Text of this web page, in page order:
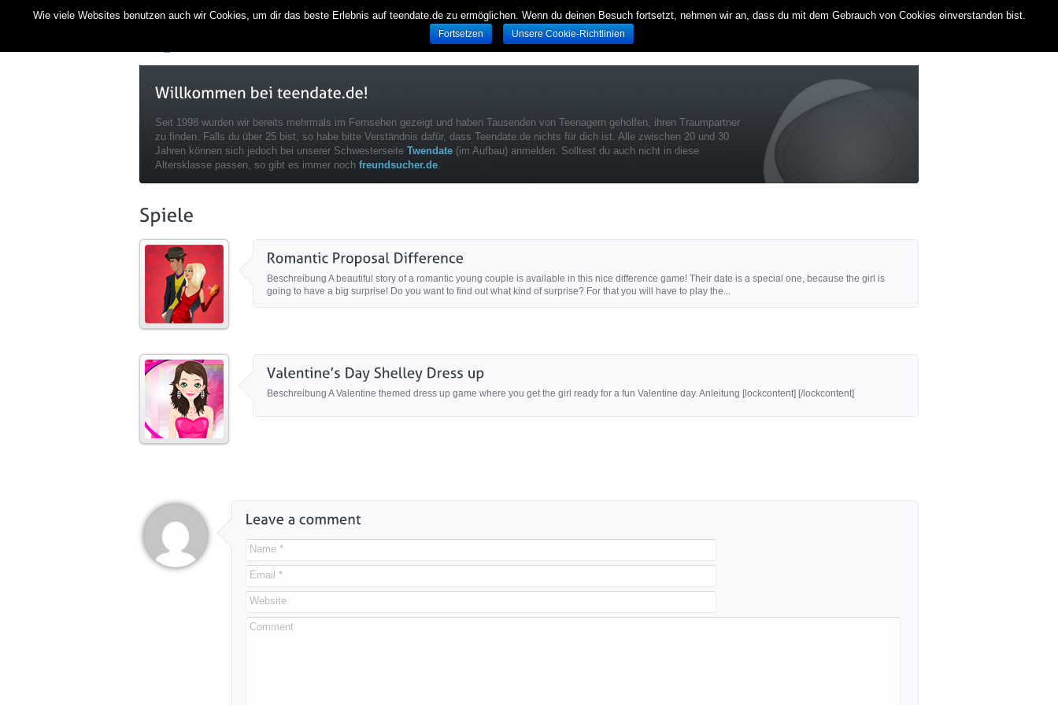
Seit 1998 wurden wir bereits mehrmals im Fernsehen gezeigt und haben Tausenden von Teenagern geholfen, ihren Traumpartner
zu finden. Falls du über 25 bist, so habe bitte Verständnis dafür, dass Teendate.de nichts für dich ist. Alle zwischen 20 und 30
Jahren können sich jedoch bei unserer Schwesterseite Twendate (im Aufbau) anmelden. Solltest du auch nicht in diese
Altersklasse passen, so gibt es immer noch freundsucher.de.
Beschreibung A beautiful story of a romantic young couple is available in this nice difference game! Their date is a special one, because the girl is
going to have a big surprise! Do you want to find out what kind of surprise? For that you will have to play the...
Beschreibung A Valentine themed dress up game where you get the girl ready for a fun Valentine day. Anleitung [lockcontent] [/lockcontent]
Name *
Email *
Website
Comment
Wie viele Websites benutzen auch wir Cookies, um dir das beste Erlebnis auf teendate.de zu ermöglichen. Wenn du deinen Besuch fortsetzt, nehmen wir an, dass du mit dem Gebrauch von Cookies einverstanden bist.
Fortsetzen Unsere Cookie-Richtlinien